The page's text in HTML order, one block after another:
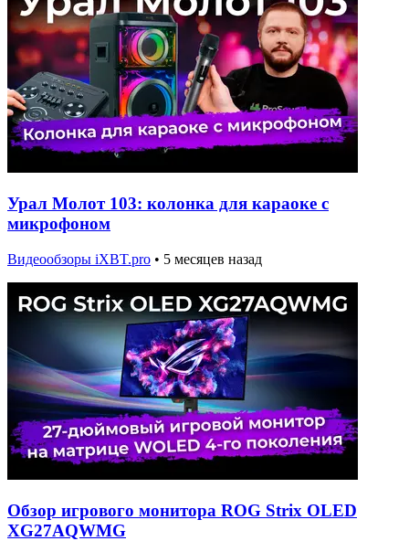
Урал Молот 103: колонка для караоке с
микрофоном
Видеообзоры iXBT.pro • 5 месяцев назад
Обзор игрового монитора ROG Strix OLED
XG27AQWMG